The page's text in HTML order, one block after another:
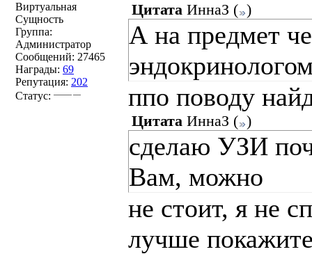
Виртуальная
Сущность
Группа:
Администратор
Сообщений: 27465
Награды: 69
Репутация: 202
Статус:
Цитата ИннаЗ ( )
А на предмет
ппо поводу
Цитата ИннаЗ ( )
сделаю УЗИ
Вам, можно
не стоит, я не
лучше